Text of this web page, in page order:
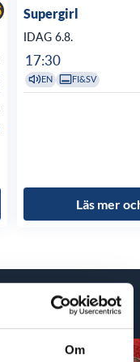
Om
Supergirl
IDAG 6.8.
17:30
EN FI&SV
Läs mer